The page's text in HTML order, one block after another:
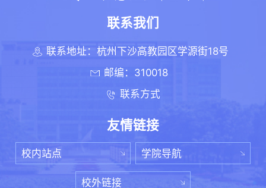
联系我们
联系地址：杭州下沙高教园区学源街18号
邮编：310018
联系方式
友情链接
校内站点 学院导航
校外链接